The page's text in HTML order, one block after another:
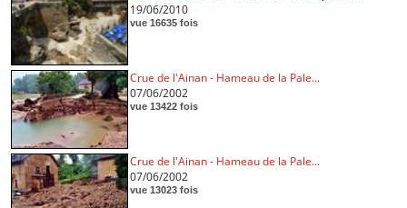
19/06/2010
vue 16635 fois
Crue de l'Ainan - Hameau de la Pale...
07/06/2002
vue 13422 fois
Crue de l'Ainan - Hameau de la Pale...
07/06/2002
vue 13023 fois